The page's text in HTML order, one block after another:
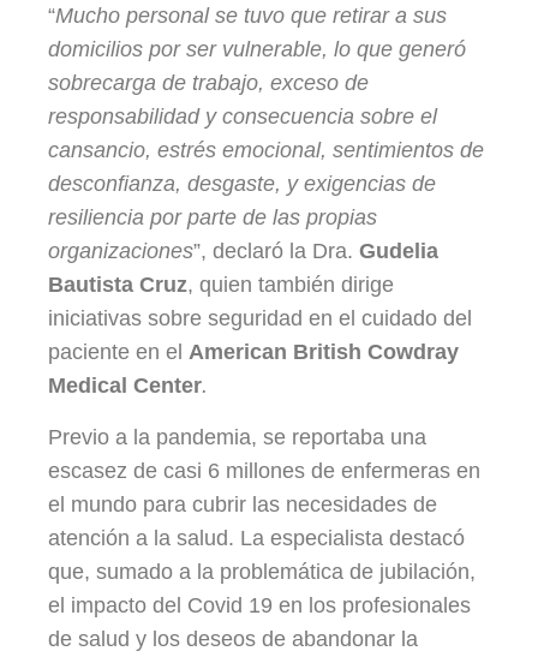
“Mucho personal se tuvo que retirar a sus
domicilios por ser vulnerable, lo que generó
sobrecarga de trabajo, exceso de
responsabilidad y consecuencia sobre el
cansancio, estrés emocional, sentimientos de
desconfianza, desgaste, y exigencias de
resiliencia por parte de las propias
organizaciones”, declaró la Dra. Gudelia
Bautista Cruz, quien también dirige
iniciativas sobre seguridad en el cuidado del
paciente en el American British Cowdray
Medical Center.
Previo a la pandemia, se reportaba una
escasez de casi 6 millones de enfermeras en
el mundo para cubrir las necesidades de
atención a la salud. La especialista destacó
que, sumado a la problemática de jubilación,
el impacto del Covid 19 en los profesionales
de salud y los deseos de abandonar la